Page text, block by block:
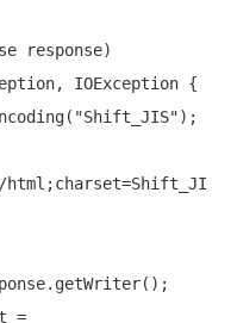
IOException {
"Shift_JIS");